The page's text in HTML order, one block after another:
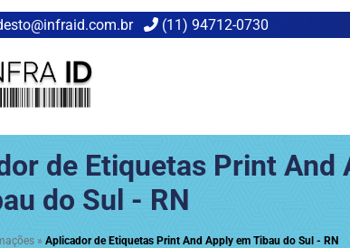
(11) 94712-0730
de Etiquetas Print And
do Sul - RN
»Aplicador de Etiquetas Print And Apply em Tibau do Sul - RN